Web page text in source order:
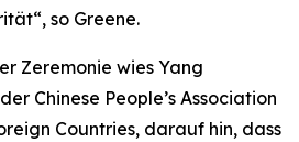
so Greene.
Zeremonie wies Yang
Chinese People’s Association
Countries, darauf hin, dass